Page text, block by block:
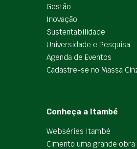
Gestão
Inovação
Sustentabilidade
Universidade e Pesquisa
Agenda de Eventos
Cadastre-se no Massa
Conheça a Itambé
Webséries Itambé
Cimento uma grande obra